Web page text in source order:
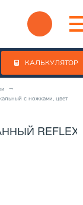
КАЛЬКУЛЯТОР
с ножками, цвет
REFLEX